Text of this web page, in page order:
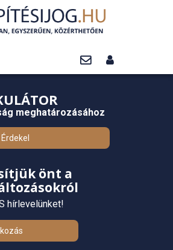
meghatározásához
Érdekel
önt a
hírlevelünket!